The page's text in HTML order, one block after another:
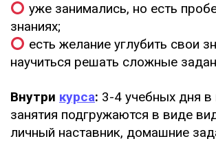
уже занимались, но есть
знаниях;
есть желание углубить свои
научиться решать сложные
Внутри курса: 3-4 учебных дня
занятия подгружаются в виде
личный наставник, домашние